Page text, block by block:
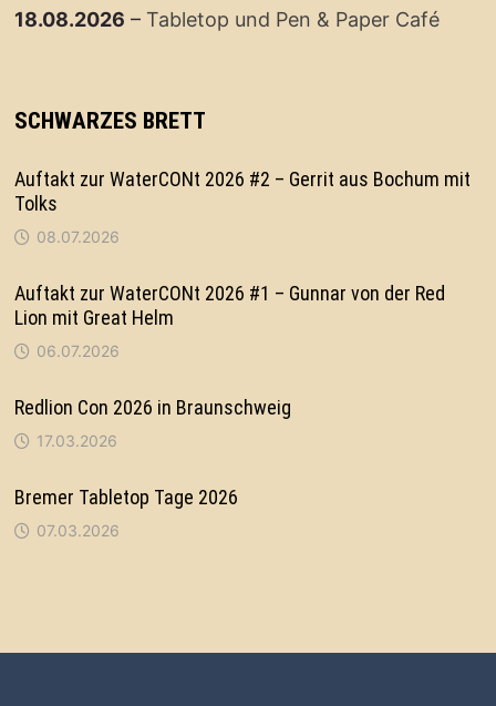
18.08.2026 – Tabletop und Pen & Paper Café
SCHWARZES BRETT
Auftakt zur WaterCONt 2026 #2 – Gerrit aus Bochum mit
Tolks
08.07.2026
Auftakt zur WaterCONt 2026 #1 – Gunnar von der Red
Lion mit Great Helm
06.07.2026
Redlion Con 2026 in Braunschweig
17.03.2026
Bremer Tabletop Tage 2026
07.03.2026